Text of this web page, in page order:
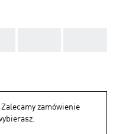
Zalecamy zamówienie